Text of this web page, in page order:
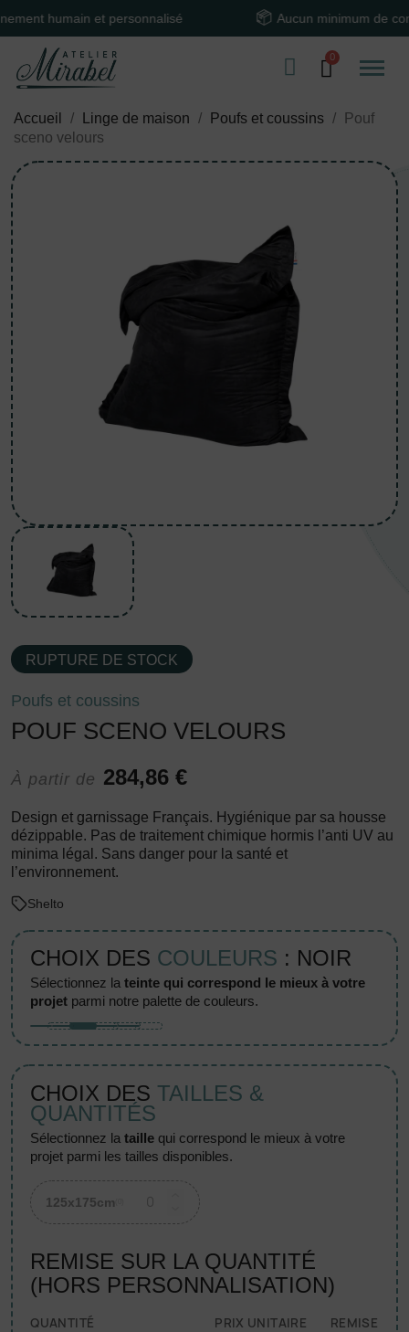
humain et personnalisé Aucun minimum de
Accueil Linge de maison Poufs et coussins
Pouf
sceno velours
RUPTURE DE STOCK
Poufs et coussins
POUF SCENO VELOURS
À partir de 284,86 €
Design et garnissage Français. Hygiénique par sa housse
dézippable. Pas de traitement chimique hormis l’anti UV au
minima légal. Sans danger pour la santé et
l’environnement.
Shelto
CHOIX DES COULEURS : NOIR
sélectionnez lateinte qui correspond le mieux à votre
projet parmi notre palette de couleurs.
CHOIX DES TAILLES &
QUANTITÉS
sélectionnez lataille qui correspond le mieux à votre
projet parmi les tailles disponibles.
125x175cm
REMISE SUR LA QUANTITÉ
(HORS PERSONNALISATION)
QUANTITÉ PRIX UNITAIRE REMISE